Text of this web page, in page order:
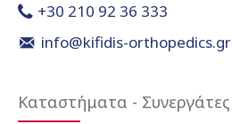
+30 210 92 36 333
info@kifidis-orthopedics.gr
Καταστήματα - Συνεργάτες